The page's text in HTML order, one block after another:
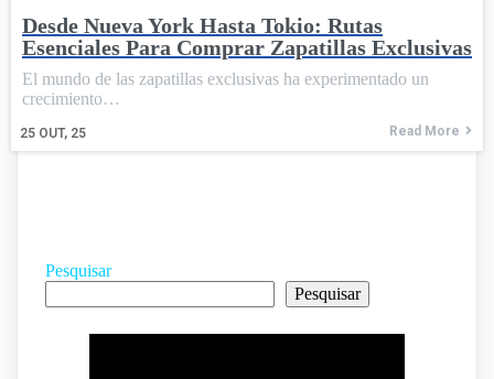
Desde Nueva York Hasta Tokio: Rutas
Esenciales Para Comprar Zapatillas Exclusivas
25 OUT, 25
El mundo de las zapatillas exclusivas ha experimentado un
crecimiento…
Read More
Pesquisar
Pesquisar